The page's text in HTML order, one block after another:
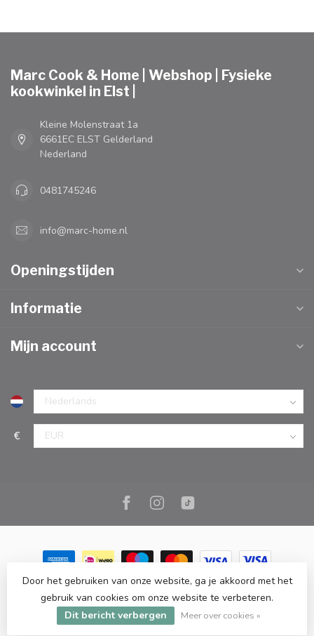
Marc Cook & Home | Webshop | Fysieke
kookwinkel in Elst |
Kleine Molenstraat 1a
6661EC ELST Gelderland
Nederland
0481745246
info@marc-home.nl
Openingstijden
Informatie
Mijn account
€
© Copyright 2026 Marc Cook & Home | Webshop | Fysieke
kookwinkel in Elst |- Powered byLightspeed-Lightspeed design
byDyvelopment
Door het gebruiken van onze website, ga je akkoord met het
gebruik van cookies om onze website te verbeteren.
Dit bericht verbergen
Meer over cookies »